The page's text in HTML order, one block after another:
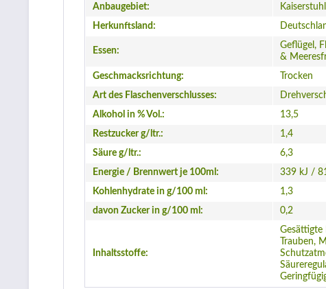
Anbaugebiet:
Kaiserstuhl
Herkunftsland:
Essen:
Geflügel,
&
Geschmacksrichtung:
Trocken
Art des Flaschenverschlusses:
Alkohol in % Vol.:
13,5
Restzucker g/ltr.:
1,4
Säure g/ltr.:
6,3
Energie / Brennwert je 100ml:
339 kJ /
Kohlenhydrate in g/100 ml:
1,3
davon Zucker in g/100 ml:
0,2
Inhaltsstoffe:
Gesättigte
Trauben,